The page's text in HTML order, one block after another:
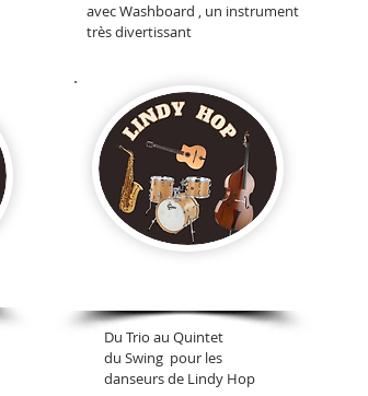
avec Washboard , un instrument
très divertissant
Du Trio au Quintet
du Swing pour les
danseurs de Lindy Hop